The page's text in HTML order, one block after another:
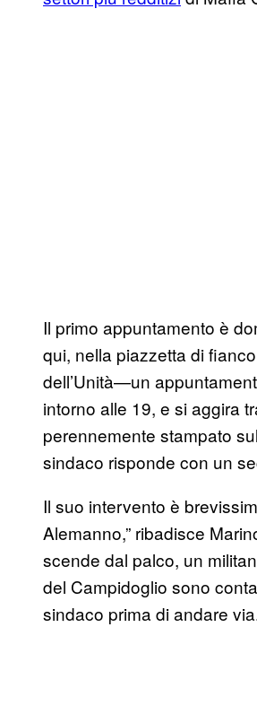
Il primo appuntamento è
qui, nella piazzetta di
dell’Unità—un
intorno alle 19, e si aggira
perennemente stampato
sindaco risponde con un
Il suo intervento è
Alemanno,” ribadisce
scende dal palco, un
del Campidoglio sono
sindaco prima di andare